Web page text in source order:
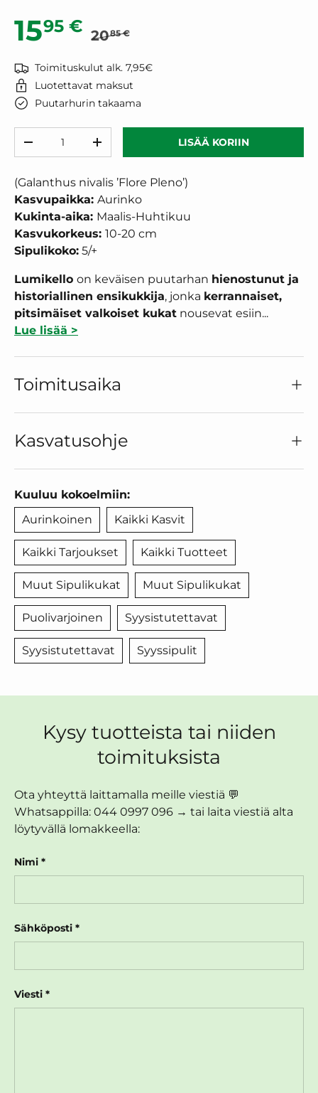
Alennushinta
1595 € 2085 €
Toimituskulut alk. 7,95€
Luotettavat maksut
Puutarhurin takaama
VÄHENNÄ MÄÄRÄÄLISÄÄ MÄÄRÄÄ LISÄÄ KORIIN
(Galanthus nivalis ’Flore Pleno’)
Kasvupaikka: Aurinko
Kukinta-aika: Maalis-Huhtikuu
Kasvukorkeus: 10-20 cm
Sipulikoko: 5/+
Lumikello on keväisen puutarhan hienostunut ja
historiallinen ensikukkija, jonka kerrannaiset,
pitsimäiset valkoiset kukat nousevat esiin...
Lue lisää >
Toimitusaika
Kasvatusohje
Kuuluu kokoelmiin:
Aurinkoinen
Kaikki Kasvit
Kaikki Tarjoukset Kaikki Tuotteet
Muut Sipulikukat Muut Sipulikukat
Puolivarjoinen Syysistutettavat
Syysistutettavat Syyssipulit
Kysy tuotteista tai niiden
toimituksista
Ota yhteyttä laittamalla meille viestiä 💬
Whatsappilla: 044 0997 096 → tai laita viestiä alta
löytyvällä lomakkeella:
Nimi
Sähköposti
Viesti